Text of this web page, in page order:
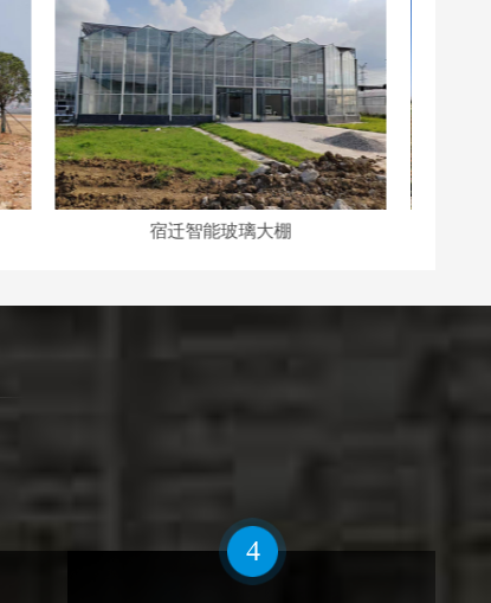
宿迁玻璃温室大棚
4